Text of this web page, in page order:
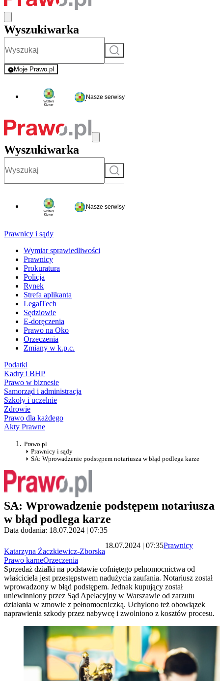
Wyszukiwarka
Szukaj
Moje Prawo.pl
- rejestracja i logowanie do serwisu
Nasze serwisy
Wyszukiwarka
Szukaj
Nasze serwisy
Prawnicy i sądy
Wymiar sprawiedliwości
Prawnicy
Prokuratura
Policja
Rynek
Strefa aplikanta
LegalTech
Sędziowie
E-doręczenia
Prawo na Oko
Orzeczenia
Zmiany w k.p.c.
Podatki
Kadry i BHP
Prawo w biznesie
Samorząd i administracja
Szkoły i uczelnie
Zdrowie
Prawo dla każdego
Akty Prawne
Prawo.pl
Prawnicy i sądy
SA: Wprowadzenie podstępem notariusza w błąd podlega karze
SA: Wprowadzenie podstępem notariusza
w błąd podlega karze
Data dodania: 18.07.2024 | 07:35
Katarzyna Żaczkiewicz-Zborska
18.07.2024 | 07:35Prawnicy
Prawo karneOrzeczenia
Sprzedaż działki na podstawie cofniętego pełnomocnictwa od
właściciela jest przestępstwem nadużycia zaufania. Notariusz został
wprowadzony w błąd podstępem. Jednak kupujący został
uniewinniony przez Sąd Apelacyjny w Warszawie od zarzutu
działania w zmowie z pełnomocniczką. Uchylono też obowiązek
naprawienia szkody przez nabywcę i zwolniono z kosztów procesu.